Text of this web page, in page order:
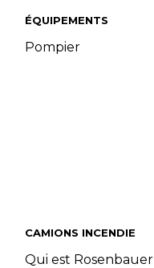
ÉQUIPEMENTS
Pompier
CAMIONS INCENDIE
Qui est Rosenbauer